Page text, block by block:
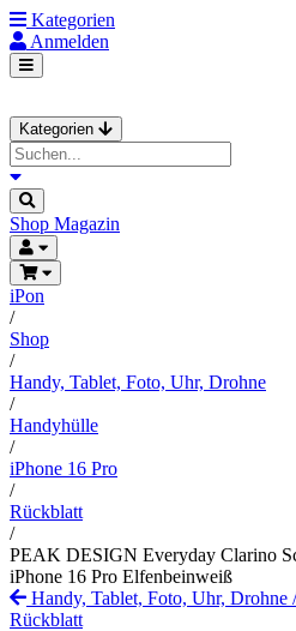
Kategorien
Anmelden
Kategorien
Shop Magazin
iPon
/
Shop
/
Handy, Tablet, Foto, Uhr, Drohne
/
Handyhülle
/
iPhone 16 Pro
/
Rückblatt
/
PEAK DESIGN Everyday Clarino
iPhone 16 Pro Elfenbeinweiß
Handy, Tablet, Foto, Uhr, Drohne
Rückblatt